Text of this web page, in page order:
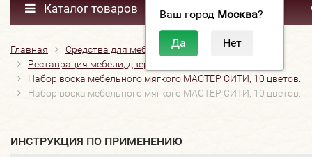
Ваш город Москва?
Каталог товаров
Главная
Средства для мебели
Реставрация мебели, дверей, полов
Набор воска мебельного мягкого МАСТЕР СИТИ, 10 цветов.
Набор воска мебельного мягкого МАСТЕР СИТИ, 10 цветов.
ИНСТРУКЦИЯ ПО ПРИМЕНЕНИЮ